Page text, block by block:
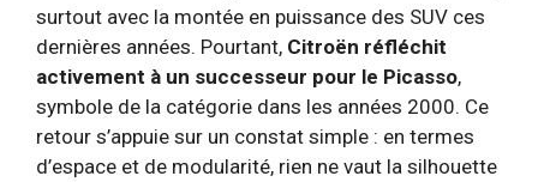
surtout avec la montée en puissance des SUV ces
dernières années. Pourtant, Citroën réfléchit
activement à un successeur pour le Picasso,
symbole de la catégorie dans les années 2000. Ce
retour s’appuie sur un constat simple : en termes
d’espace et de modularité, rien ne vaut la silhouette